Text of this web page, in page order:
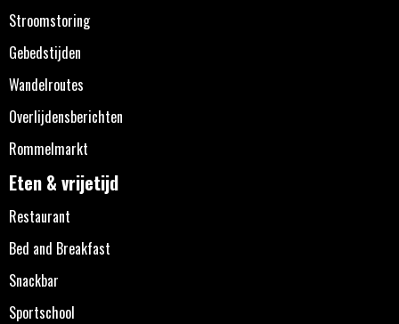
Stroomstoring
Gebedstijden
Wandelroutes
Overlijdensberichten
Rommelmarkt
Eten & vrijetijd
Restaurant
Bed and Breakfast
Snackbar
Sportschool